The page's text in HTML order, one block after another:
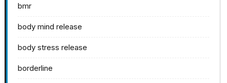
bmr
body mind release
body stress release
borderline